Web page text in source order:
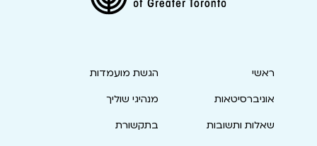
ראשי
הגשת מועמדות
אוניברסיטאות
מנהיגי שוליך
שאלות ותשובות
בתקשורת